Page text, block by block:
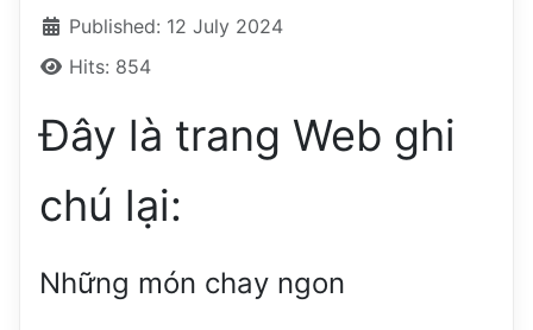
Published: 12 July 2024
Hits: 854
Đây là trang Web ghi
chú lại:
Những món chay ngon